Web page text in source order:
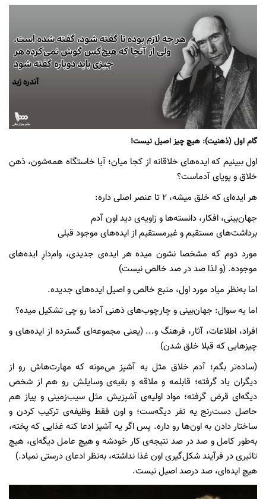
گام اول (ذهنیت): هیچ چیز اصیل نیست!
اول ببینیم که ایده‌های خلاقانه از کجا میان؛ آیا خاستگاه همه‌شون، ذهن
خلاق و پویای آدماست؟
هر ایده‌ای که خلق میشه، 2 تا عنصر اصلی داره:
جهان‌بینی، افکار، دانسته‌ها و زاویه‌ی دید اون آدم
برداشت‌های مستقیم و غیرمستقیم از ایده‌های موجود قبلی
مورد دوم که مشخصا نشون میده هر ایده‌ی جدیدی، وام‌دارِ ایده‌های
موجوده. (و لذا صد در صد خالص نیست)
اما به‌نظر میاد مورد اول، منبع خالص و اصیل ایده‌‌های جدیده.
اما یه سوال: جهان‌بینی و چارچوب‌های ذهنی آدما رو چی تشکیل میده؟
افراد، اطلاعات، آثار، فرهنگ و... (یعنی مجموعه‌ای گسترده از ایده‌های و
چیزهایی که قبلا خلق شدن)
(ساده‌تر بگم؛ آدم خلاق مثل یه آشپز می‌مونه که مهارت‌هاش رو از
دیگران یاد گرفته؛ قابلمه و ملاقه و بقیه‌ی وسایلش رو هم از شخص
دیگه‌ای قرض گرفته؛ مواد اولیه‌ی آشپزیش مثل سیب‌زمینی و پیاز هم
حاصل دست‌رنج یه نفر دیگه‌ست؛ و اون فقط وظیفه‌ی ترکیب کردن و
ساختار دادن به اون‌ها رو داره. پس اگر یه آشپز ادعا کنه غذایی که پخته،
به‌طور کامل و صد در صد نتیجه‌ی کار خودشه و هیچ عامل دیگه‌‌ای، هیچ
تاثیری در فرآیند شکل‌گیری اون غذا نداشته، به‌نظر ادعای درستی نمیاد.)
هیچ ایده‌ای، صد درصد اصیل نیست.